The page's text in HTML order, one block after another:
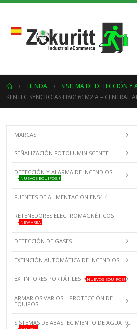
TIENDA SISTEMA DE DETECCIÓN
KENTEC SYNCRO AS H80161M2 A – CENTRAL
MARCAS
SEÑALIZACIÓN FOTOLUMINISCENTE
DETECCIÓN Y ALARMA DE INCENDIOS
NUEVOS EQUIPOS!!
FUENTES DE ALIMENTACIÓN EN54-4
RETENEDORES ELECTROMAGNÉTICOS
NEW AREA
DETECCIÓN DE GASES
EXTINCIÓN AUTOMÁTICA DE INCENDIOS
EXTINTORES PORTÁTILES NUEVOS EQUIPOS!
ARMARIOS VARIOS – PROTECCIÓN DE
EQUIPOS
SISTEMAS DE ABASTECIMIENTO DE AGUA PCI